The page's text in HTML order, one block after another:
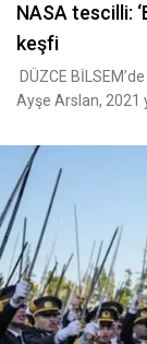
NASA tescilli:
keşfi
DÜZCE
Ayşe Arslan, 2021